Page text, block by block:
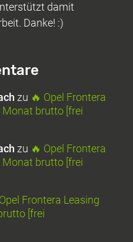
damit
Danke! :)
zu 🔥 Opel Frontera
Monat brutto [frei
zu 🔥 Opel Frontera
Monat brutto [frei
Frontera Leasing
[frei